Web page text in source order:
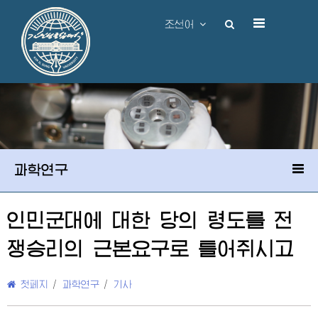
조선어
과학연구
인민군대에 대한 당의 령도를 전
쟁승리의 근본요구로 틀어쥐시고
첫페지 / 과학연구 / 기사